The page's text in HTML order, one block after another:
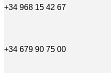
+34 968 15 42 67
+34 679 90 75 00